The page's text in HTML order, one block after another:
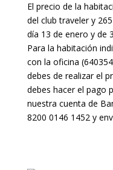
El precio de la
del club traveler y
día 13 de enero y de
Para la habitación
con la oficina
debes de realizar el
debes hacer el pago
nuestra cuenta de
8200 0146 1452 y